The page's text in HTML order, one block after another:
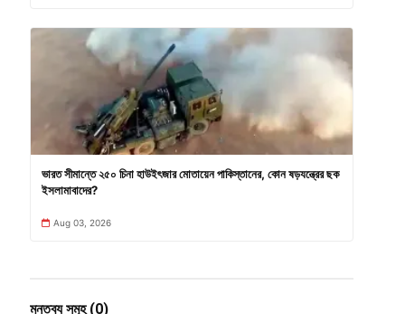
ভারত সীমান্তে ২৫০ চিনা হাউইৎজার মোতায়েন পাকিস্তানের, কোন ষড়যন্ত্রের ছক
ইসলামাবাদের?
Aug 03, 2026
মন্তব্য সমূহ (0)